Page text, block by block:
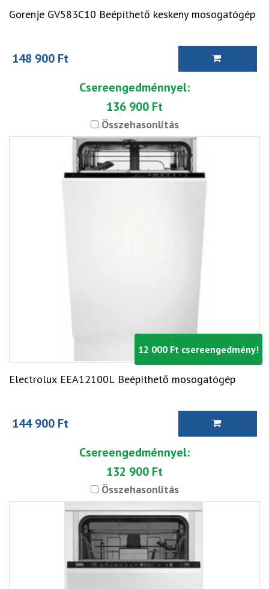
Gorenje GV583C10 Beépíthető keskeny mosogatógép
148 900 Ft
Csereengedménnyel:
136 900 Ft
Összehasonlítás
12 000 Ft csereengedmény!
Electrolux EEA12100L Beépíthető mosogatógép
144 900 Ft
Csereengedménnyel:
132 900 Ft
Összehasonlítás